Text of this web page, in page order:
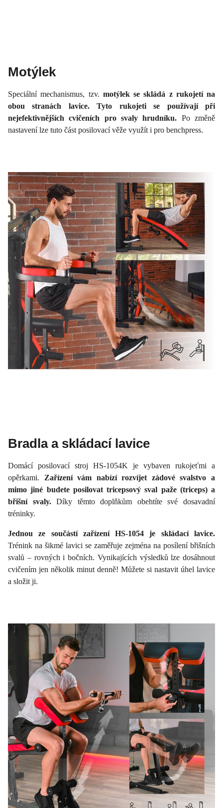
Motýlek
Speciální mechanismus, tzv. motýlek se skládá z rukojetí na
obou stranách lavice. Tyto rukojeti se používají při
nejefektivnějších cvičeních pro svaly hrudníku. Po změně
nastavení lze tuto část posilovací věže využít i pro benchpress.
Bradla a skládací lavice
Domácí posilovací stroj HS-1054K je vybaven rukojeťmi a
opěrkami. Zařízení vám nabízí rozvíjet zádové svalstvo a
mimo jiné budete posilovat tricepsový sval paže (triceps) a
břišní svaly.Díky těmto doplňkům obehtíte své dosavadní
tréninky.
Jednou ze součástí zařízení HS-1054 je skládací lavice.
Trénink na šikmé lavici se zaměřuje zejména na posílení břišních
svalů – rovných i bočních. Vynikajících výsledků lze dosáhnout
cvičením jen několik minut denně! Můžete si nastavit úhel lavice
a složit ji.